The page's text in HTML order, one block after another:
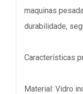
maquinas
durabilidade,
Características
Material: Vidro